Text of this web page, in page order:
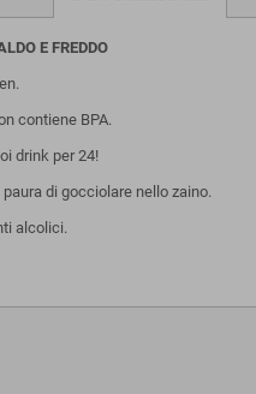
E FREDDO
contiene BPA.
drink per 24!
di gocciolare nello zaino.
alcolici.